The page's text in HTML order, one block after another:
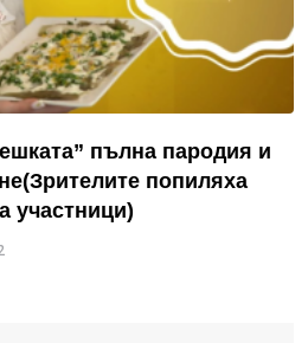
пълна пародия и
попиляха
участници)